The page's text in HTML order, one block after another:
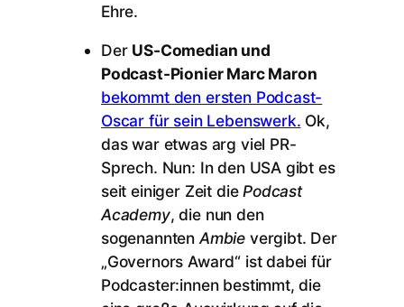
Ehre.
Der US-Comedian und
Podcast-Pionier Marc Maron
bekommt den ersten Podcast-
Oscar für sein Lebenswerk. Ok,
das war etwas arg viel PR-
Sprech. Nun: In den USA gibt es
seit einiger Zeit diePodcast
Academy, die nun den
sogenanntenAmbie vergibt. Der
„Governors Award“ ist dabei für
Podcaster:innen bestimmt, die